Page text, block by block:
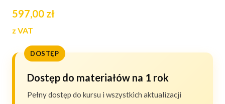
na
podstawie
ocen
597,00 zł
z VAT
DOSTĘP
Dostęp do materiałów na 1 rok
Pełny dostęp do kursu i wszystkich aktualizacji